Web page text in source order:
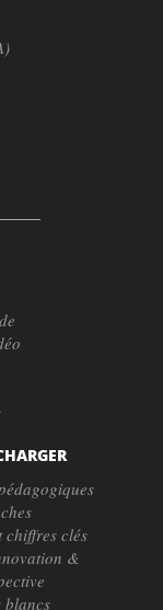
chiffres clés
&
blancs